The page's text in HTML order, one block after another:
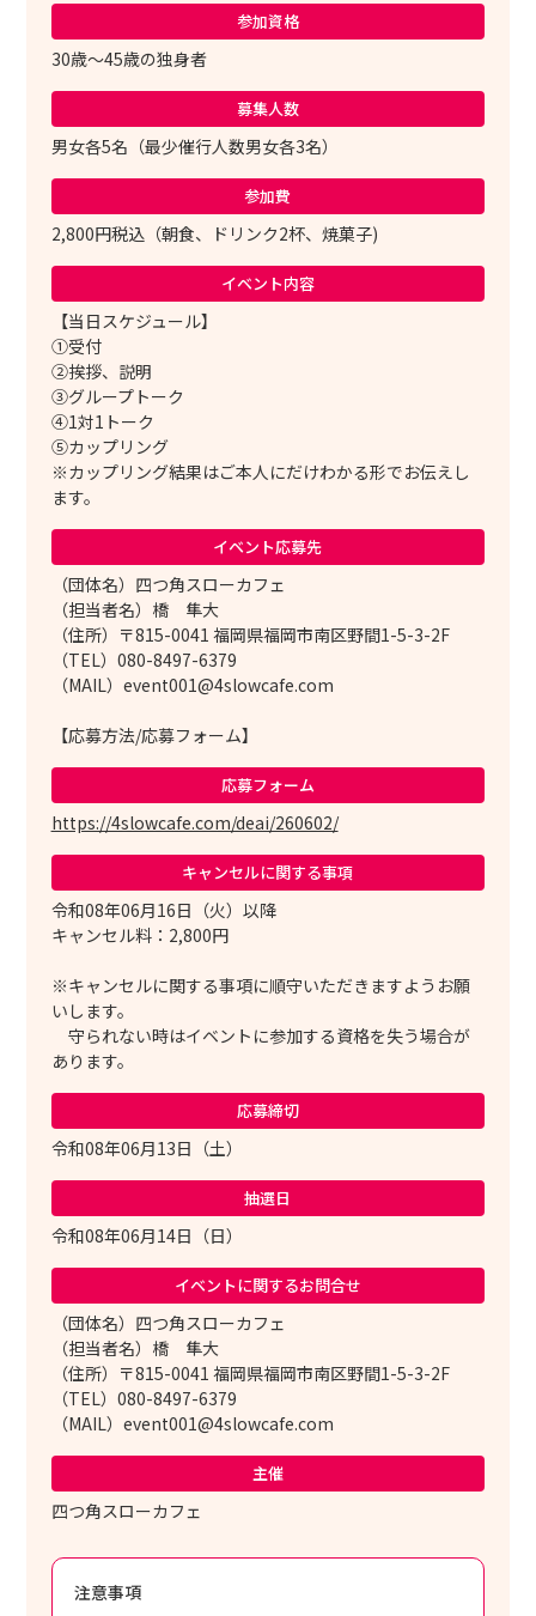
参加資格
30歳～45歳の独身者
募集人数
男女各5名（最少催行人数男女各3名）
参加費
2,800円税込（朝食、ドリンク2杯、焼菓子)
イベント内容
【当日スケジュール】
①受付
②挨拶、説明
③グループトーク
④1対1トーク
⑤カップリング
※カップリング結果はご本人にだけわかる形でお伝えし
ます。
イベント応募先
（団体名）四つ角スローカフェ
（担当者名）橋 隼大
（住所）〒815-0041 福岡県福岡市南区野間1-5-3-2F
（TEL）080-8497-6379
（MAIL）event001@4slowcafe.com
【応募方法/応募フォーム】
応募フォーム
https://4slowcafe.com/deai/260602/
キャンセルに関する事項
令和08年06月16日（火）以降
キャンセル料：2,800円
※キャンセルに関する事項に順守いただきますようお願
いします。
守られない時はイベントに参加する資格を失う場合が
あります。
応募締切
令和08年06月13日（土）
抽選日
令和08年06月14日（日）
イベントに関するお問合せ
（団体名）四つ角スローカフェ
（担当者名）橋 隼大
（住所）〒815-0041 福岡県福岡市南区野間1-5-3-2F
（TEL）080-8497-6379
（MAIL）event001@4slowcafe.com
主催
四つ角スローカフェ
注意事項